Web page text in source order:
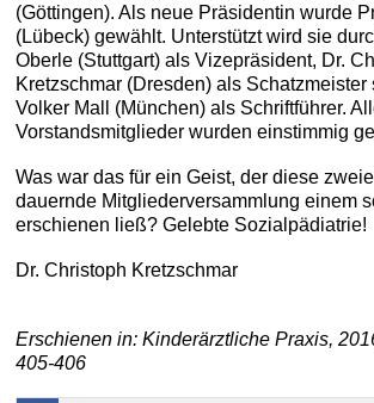
(Göttingen). Als neue Präsidentin wurde
(Lübeck) gewählt. Unterstützt wird sie
Oberle (Stuttgart) als Vizepräsident, Dr.
Kretzschmar (Dresden) als Schatzmeister
Volker Mall (München) als Schriftführer.
Vorstandsmitglieder wurden einstimmig
Was war das für ein Geist, der diese
dauernde Mitgliederversammlung einem
erschienen ließ? Gelebte Sozialpädiatrie!
Dr. Christoph Kretzschmar
Erschienen in: Kinderärztliche Praxis,
405-406